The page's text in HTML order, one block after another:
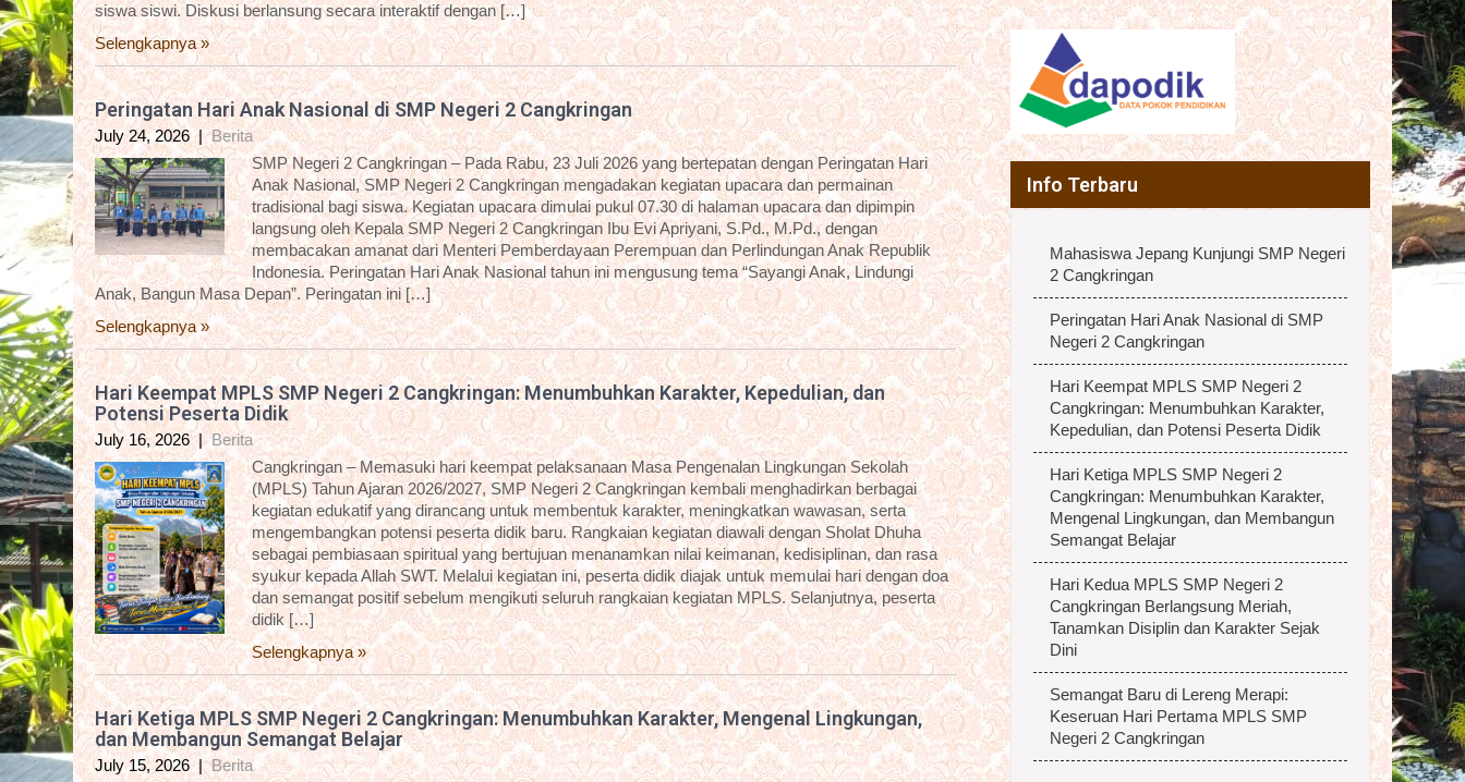
siswa siswi. Diskusi berlansung secara interaktif dengan […]
Selengkapnya »
Peringatan Hari Anak Nasional di SMP Negeri 2 Cangkringan
July 24, 2026 |Berita
SMP Negeri 2 Cangkringan – Pada Rabu, 23 Juli 2026 yang bertepatan dengan Peringatan Hari
Anak Nasional, SMP Negeri 2 Cangkringan mengadakan kegiatan upacara dan permainan
tradisional bagi siswa. Kegiatan upacara dimulai pukul 07.30 di halaman upacara dan dipimpin
langsung oleh Kepala SMP Negeri 2 Cangkringan Ibu Evi Apriyani, S.Pd., M.Pd., dengan
membacakan amanat dari Menteri Pemberdayaan Perempuan dan Perlindungan Anak Republik
Indonesia. Peringatan Hari Anak Nasional tahun ini mengusung tema “Sayangi Anak, Lindungi
Anak, Bangun Masa Depan”. Peringatan ini […]
Selengkapnya »
Hari Keempat MPLS SMP Negeri 2 Cangkringan: Menumbuhkan Karakter, Kepedulian, dan
Potensi Peserta Didik
July 16, 2026 |Berita
Cangkringan – Memasuki hari keempat pelaksanaan Masa Pengenalan Lingkungan Sekolah
(MPLS) Tahun Ajaran 2026/2027, SMP Negeri 2 Cangkringan kembali menghadirkan berbagai
kegiatan edukatif yang dirancang untuk membentuk karakter, meningkatkan wawasan, serta
mengembangkan potensi peserta didik baru. Rangkaian kegiatan diawali dengan Sholat Dhuha
sebagai pembiasaan spiritual yang bertujuan menanamkan nilai keimanan, kedisiplinan, dan rasa
syukur kepada Allah SWT. Melalui kegiatan ini, peserta didik diajak untuk memulai hari dengan doa
dan semangat positif sebelum mengikuti seluruh rangkaian kegiatan MPLS. Selanjutnya, peserta
didik […]
Selengkapnya »
Hari Ketiga MPLS SMP Negeri 2 Cangkringan: Menumbuhkan Karakter, Mengenal Lingkungan,
dan Membangun Semangat Belajar
July 15, 2026 |Berita
Info Terbaru
Mahasiswa Jepang Kunjungi SMP Negeri
2 Cangkringan
Peringatan Hari Anak Nasional di SMP
Negeri 2 Cangkringan
Hari Keempat MPLS SMP Negeri 2
Cangkringan: Menumbuhkan Karakter,
Kepedulian, dan Potensi Peserta Didik
Hari Ketiga MPLS SMP Negeri 2
Cangkringan: Menumbuhkan Karakter,
Mengenal Lingkungan, dan Membangun
Semangat Belajar
Hari Kedua MPLS SMP Negeri 2
Cangkringan Berlangsung Meriah,
Tanamkan Disiplin dan Karakter Sejak
Dini
Semangat Baru di Lereng Merapi:
Keseruan Hari Pertama MPLS SMP
Negeri 2 Cangkringan